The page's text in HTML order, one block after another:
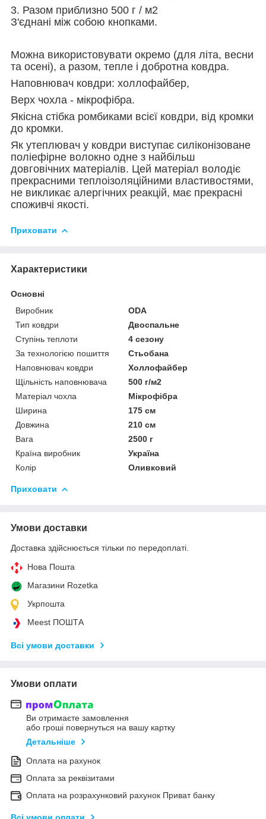
3. Разом приблизно 500 г / м2
З'єднані між собою кнопками.
Можна використовувати окремо (для літа, весни
та осені), а разом, тепле і добротна ковдра.
Наповнювач ковдри: холлофайбер,
Верх чохла - мікрофібра.
Якісна стібка ромбиками всієї ковдри, від кромки
до кромки.
Як утеплювач у ковдри виступає силіконізоване
поліефірне волокно одне з найбільш
довговічних матеріалів. Цей матеріал володіє
прекрасними теплоізоляційними властивостями,
не викликає алергічних реакцій, має прекрасні
споживчі якості.
Приховати
Характеристики
Основні
Виробник
ODA
Тип ковдри
Двоспальне
Ступінь теплоти
4 сезону
За технологією пошиття
Стьобана
Наповнювач ковдри
Холлофайбер
Щільність наповнювача
500 г/м2
Матеріал чохла
Мікрофібра
Ширина
175 см
Довжина
210 см
Вага
2500 г
Країна виробник
Україна
Колір
Оливковий
Приховати
Умови доставки
Доставка здійснюється тільки по передоплаті.
Нова Пошта
Магазини Rozetka
Укрпошта
Meest ПОШТА
Всі умови доставки
Умови оплати
Ви отримаєте замовлення
або гроші повернуться на вашу картку
Детальніше
Оплата на рахунок
Оплата за реквізитами
Оплата на розрахунковий рахунок Приват банку